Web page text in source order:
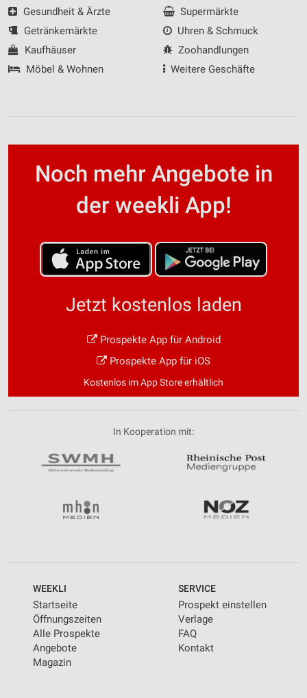
Gesundheit & Ärzte
Getränkemärkte
Kaufhäuser
Möbel & Wohnen
Supermärkte
Uhren & Schmuck
Zoohandlungen
Weitere Geschäfte
Noch mehr Angebote in
der weekli App!
Jetzt kostenlos laden
Prospekte App für Android
Prospekte App für iOS
Kostenlos im App Store erhältlich
In Kooperation mit:
WEEKLI
Startseite
Öffnungszeiten
Alle Prospekte
Angebote
Magazin
SERVICE
Prospekt einstellen
Verlage
FAQ
Kontakt